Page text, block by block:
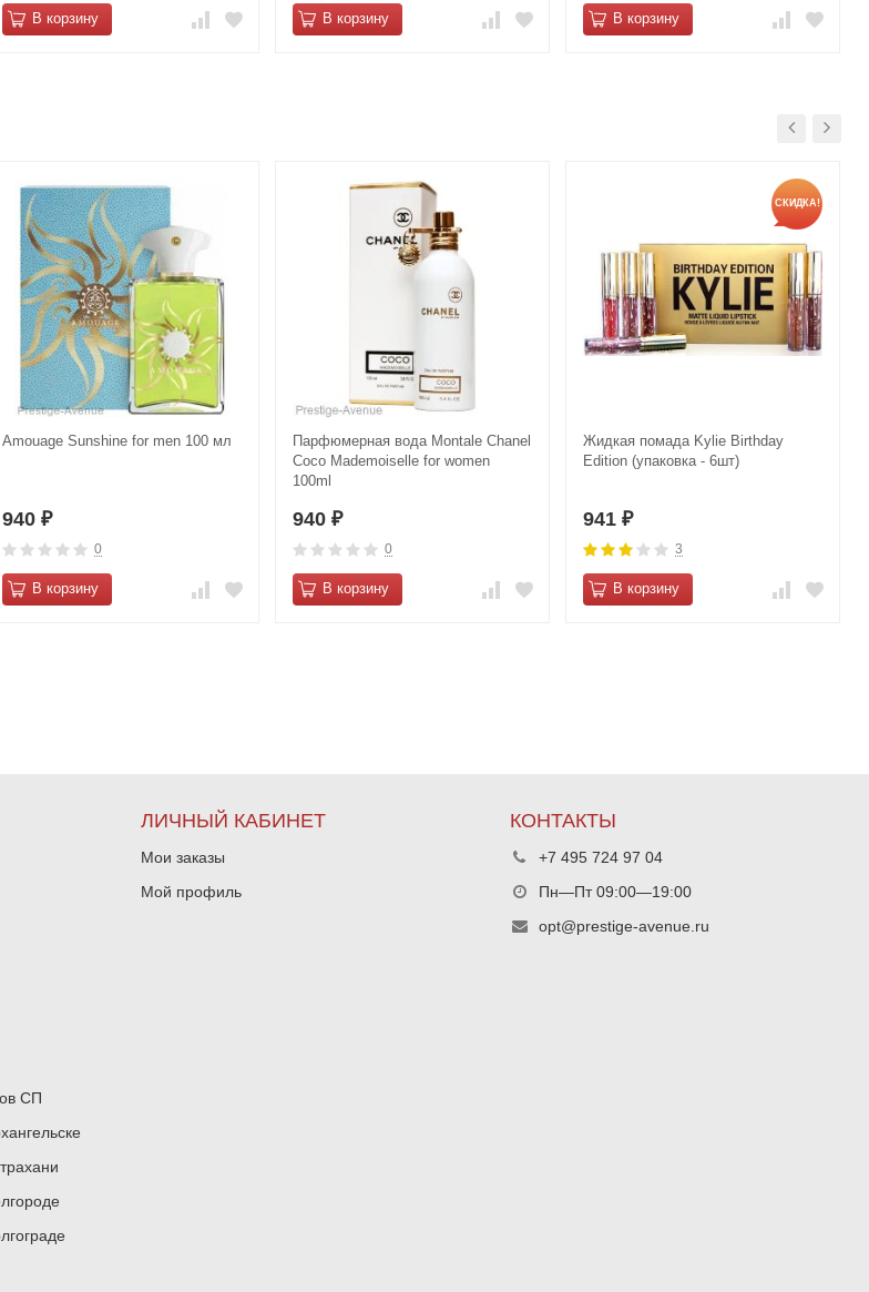
В корзину В корзину В корзину
Amouage Sunshine for men 100 мл
940 ₽
0
В корзину
Парфюмерная вода Montale Сhanеl
Cосo Маdemоiselle for women
100ml
940 ₽
0
В корзину
СКИДКА!
Жидкая помада Kylie Birthday
Edition (упаковка - 6шт)
941 ₽
3
В корзину
СП
ЛИЧНЫЙ КАБИНЕТ
Мои заказы
Мой профиль
КОНТАКТЫ
+7 495 724 97 04
Пн—Пт 09:00—19:00
opt@prestige-avenue.ru